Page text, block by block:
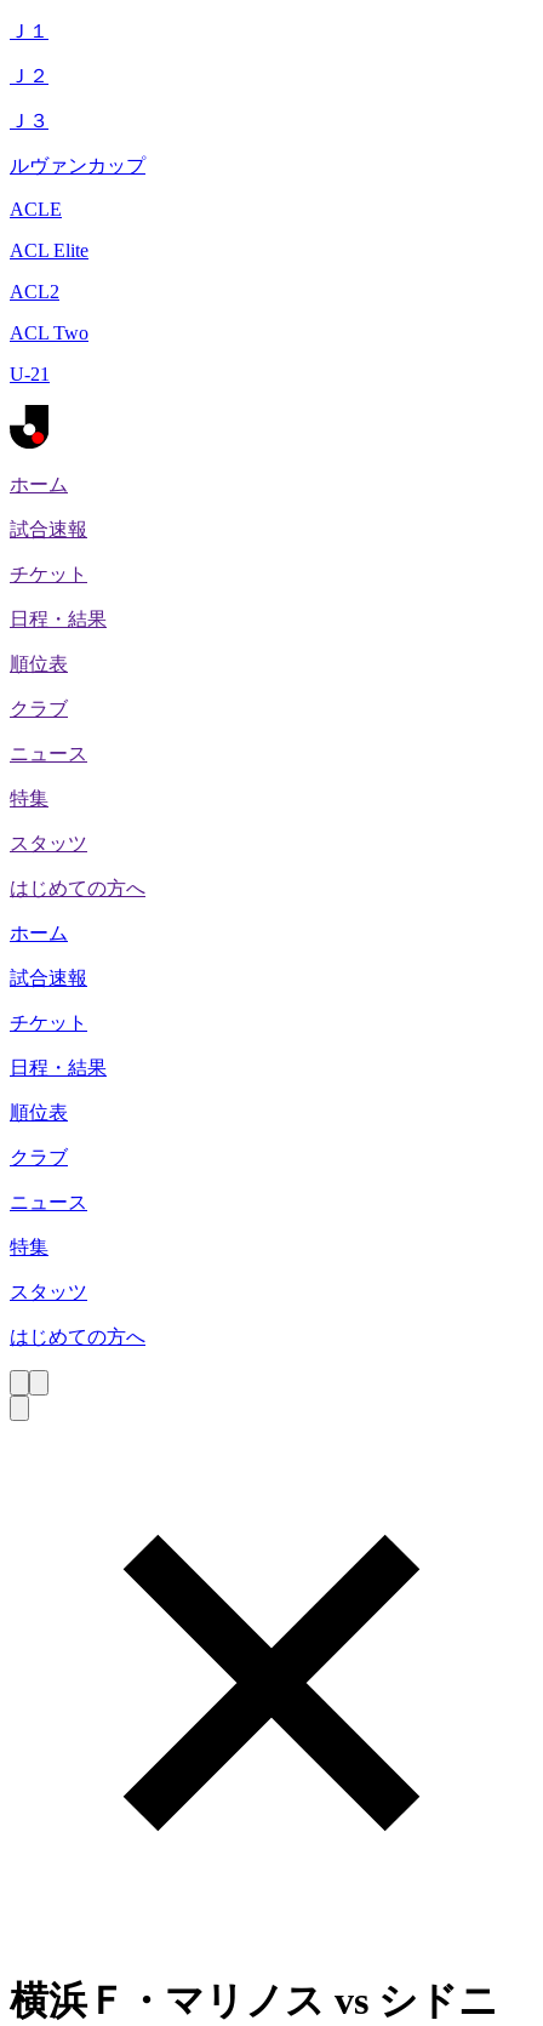
Ｊ１
Ｊ２
Ｊ３
ルヴァンカップ
ACLE
ACL Elite
ACL2
ACL Two
U-21
ホーム
試合速報
チケット
日程・結果
順位表
クラブ
ニュース
特集
スタッツ
はじめての方へ
ホーム
試合速報
チケット
日程・結果
順位表
クラブ
ニュース
特集
スタッツ
はじめての方へ
横浜Ｆ・マリノス vs シドニ